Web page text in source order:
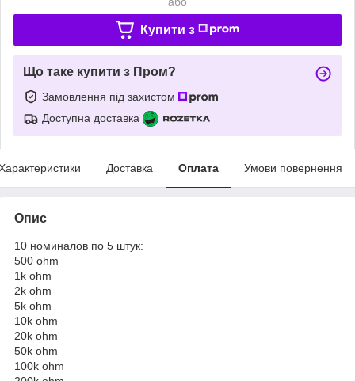
Купити з
Що таке купити з Пром?
Замовлення під захистом
Доступна доставка
Доставка Оплата Умови повернення
Опис
10 номиналов по 5 штук:
500 ohm
1k ohm
2k ohm
5k ohm
10k ohm
20k ohm
50k ohm
100k ohm